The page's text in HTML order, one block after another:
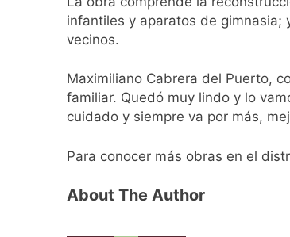
2 Días
La
2 Días
El
2 Días
infantiles y aparatos de gimnasia;
vecinos.
Maximiliano Cabrera del Puerto,
familiar. Quedó muy lindo y lo
cuidado y siempre va por más,
Para conocer más obras en el
About The Author